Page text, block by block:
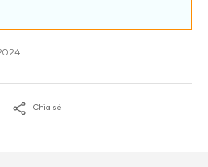
Chia sẻ
cho cộng đồng.
Đăng nhập Google